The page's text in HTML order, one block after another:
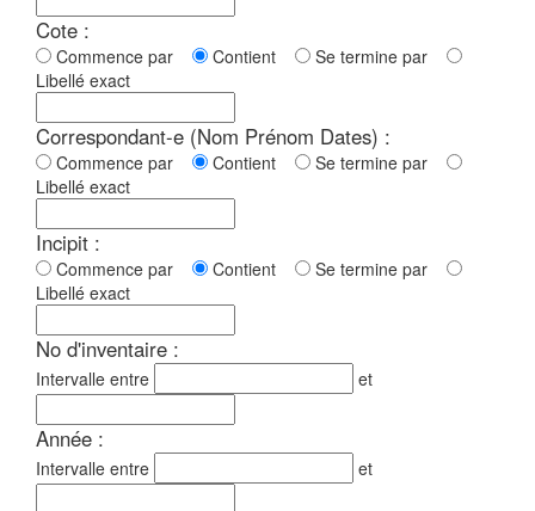
Cote :
Commence par Contient
Se termine par
Libellé exact
Correspondant-e (Nom Prénom Dates) :
Commence par Contient
Se termine par
Libellé exact
Incipit :
Commence par Contient
Se termine par
Libellé exact
No d'inventaire :
Intervalle entre et
Année :
Intervalle entre et